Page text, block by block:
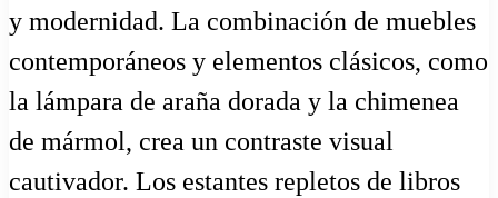
y modernidad. La combinación de muebles
contemporáneos y elementos clásicos, como
la lámpara de araña dorada y la chimenea
de mármol, crea un contraste visual
cautivador. Los estantes repletos de libros